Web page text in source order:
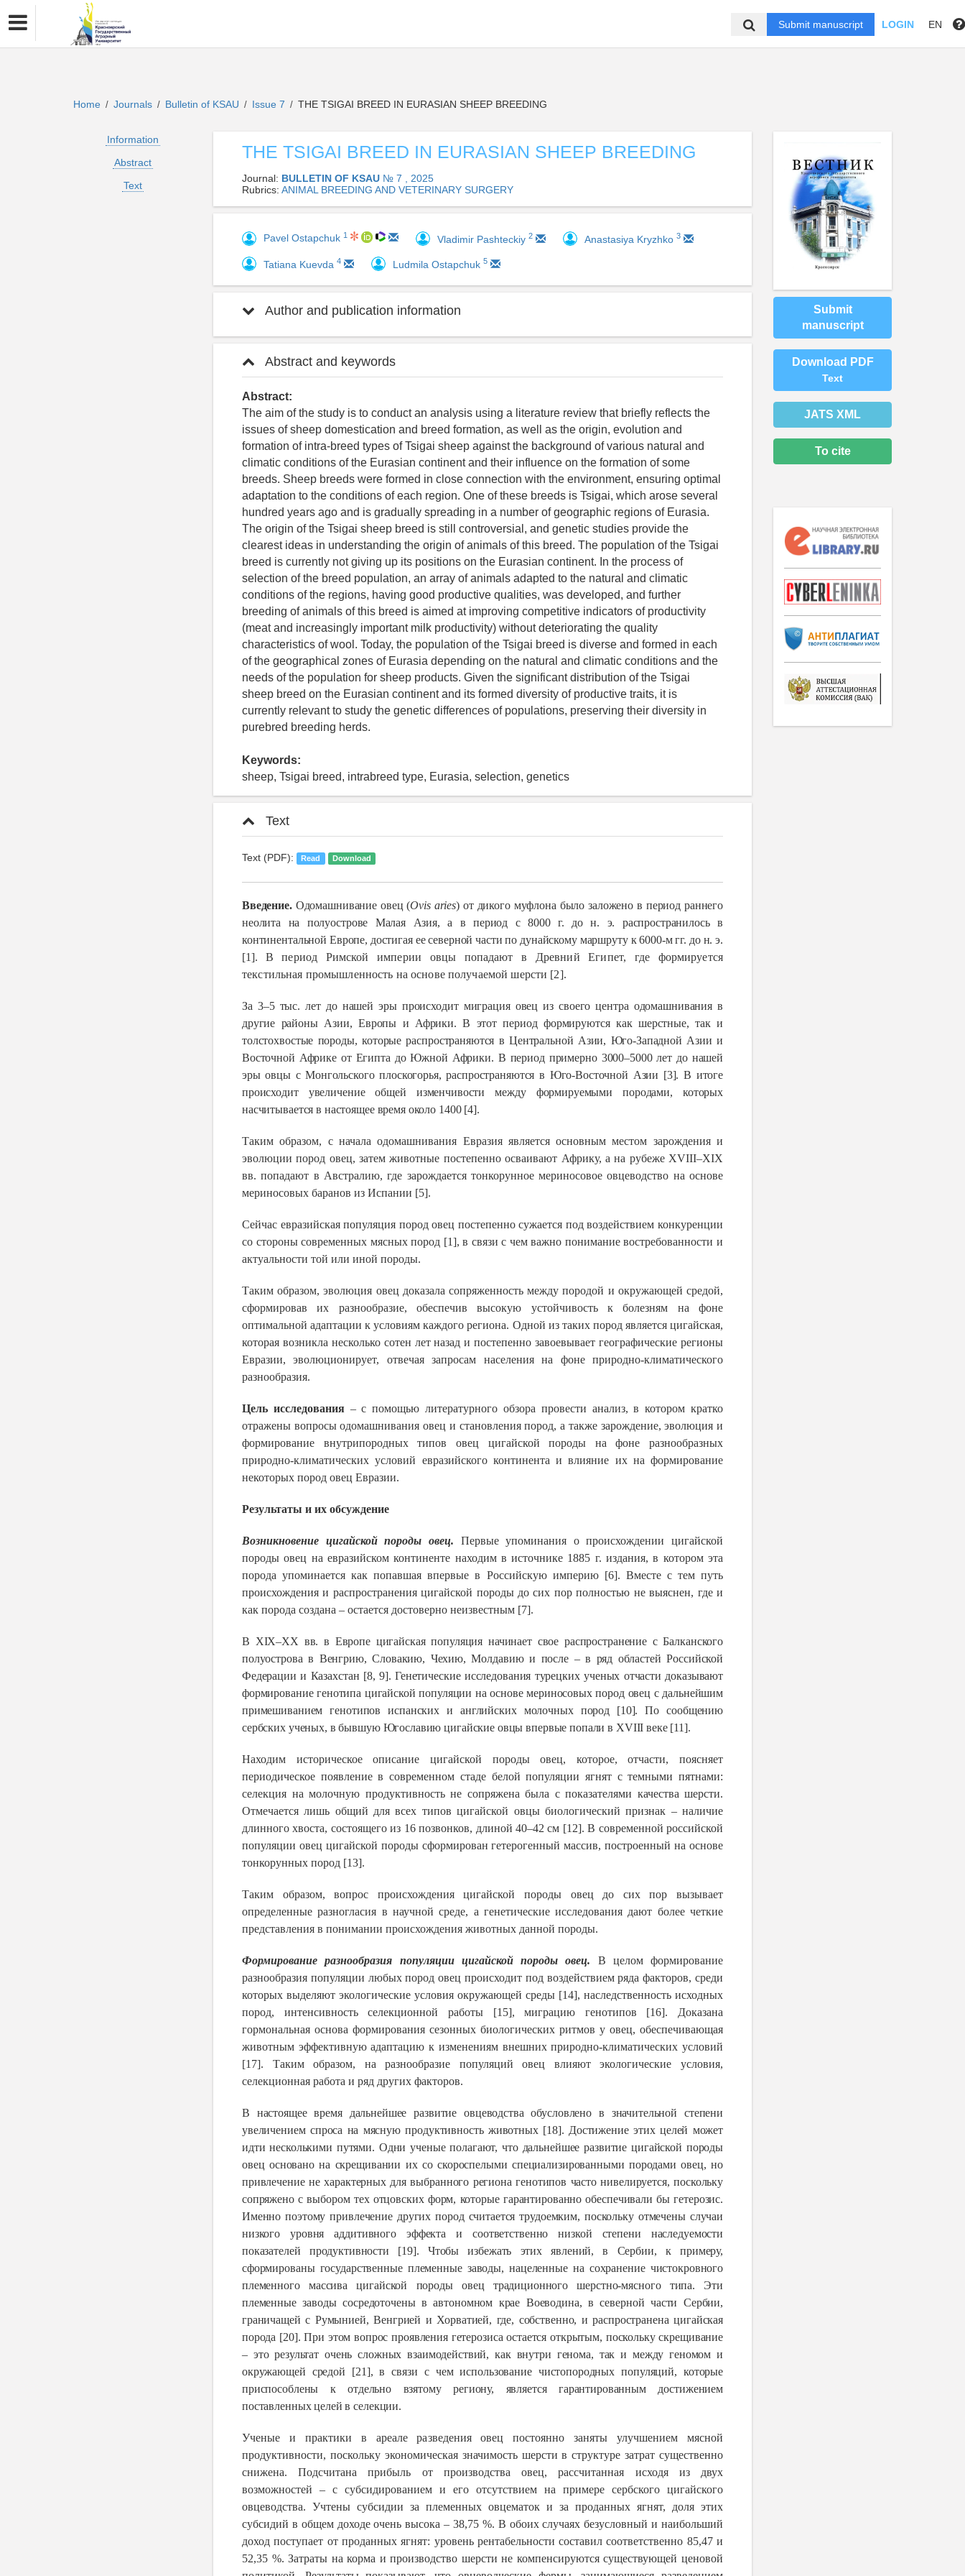
Submit manuscript LOGIN EN
Home / Journals / Bulletin of KSAU / Issue 7 / THE TSIGAI BREED IN EURASIAN SHEEP BREEDING
Information
Abstract
Text
THE TSIGAI BREED IN EURASIAN SHEEP BREEDING
Journal: BULLETIN OF KSAU № 7 , 2025
Rubrics: ANIMAL BREEDING AND VETERINARY SURGERY
Pavel Ostapchuk 1 Vladimir Pashteckiy 2 Anastasiya Kryzhko 3
Tatiana Kuevda 4 Ludmila Ostapchuk 5
Author and publication information
Abstract and keywords
Abstract:
The aim of the study is to conduct an analysis using a literature review that briefly reflects the
issues of sheep domestication and breed formation, as well as the origin, evolution and
formation of intra-breed types of Tsigai sheep against the background of various natural and
climatic conditions of the Eurasian continent and their influence on the formation of some
breeds. Sheep breeds were formed in close connection with the environment, ensuring optimal
adaptation to the conditions of each region. One of these breeds is Tsigai, which arose several
hundred years ago and is gradually spreading in a number of geographic regions of Eurasia.
The origin of the Tsigai sheep breed is still controversial, and genetic studies provide the
clearest ideas in understanding the origin of animals of this breed. The population of the Tsigai
breed is currently not giving up its positions on the Eurasian continent. In the process of
selection of the breed population, an array of animals adapted to the natural and climatic
conditions of the regions, having good productive qualities, was developed, and further
breeding of animals of this breed is aimed at improving competitive indicators of productivity
(meat and increasingly important milk productivity) without deteriorating the quality
characteristics of wool. Today, the population of the Tsigai breed is diverse and formed in each
of the geographical zones of Eurasia depending on the natural and climatic conditions and the
needs of the population for sheep products. Given the significant distribution of the Tsigai
sheep breed on the Eurasian continent and its formed diversity of productive traits, it is
currently relevant to study the genetic differences of populations, preserving their diversity in
purebred breeding herds.
Keywords:
sheep, Tsigai breed, intrabreed type, Eurasia, selection, genetics
Text
Text (PDF): Read Download
Введение.Одомашнивание овец (Ovisaries) от дикого муфлона было заложено в период раннего
неолита на полуострове Малая Азия, а в период с 8000 г. до н. э. распространилось в
континентальной Европе, достигая ее северной части по дунайскому маршруту к 6000-м гг. до н. э.
[1]. В период Римской империи овцы попадают в Древний Египет, где формируется
текстильная промышленность на основе получаемой шерсти [2].
За 3–5 тыс. лет до нашей эры происходитмиграция овец из своего центра одомашнивания в
другие районы Азии, Европы и Африки. В этот период формируются как шерстные, так и
толстохвостые породы, которые распространяются в Центральной Азии, Юго-Западной Азии и
Восточной Африке от Египта до Южной Африки. В период примерно 3000–5000 лет до нашей
эры овцы с Монгольского плоскогорья, распространяются в Юго-Восточной Азии [3]. В итоге
происходит увеличение общей изменчивости между формируемыми породами, которых
насчитывается в настоящее время около 1400 [4].
Таким образом, с начала одомашнивания Евразия является основным местом зарождения и
эволюции пород овец, затем животные постепенно осваивают Африку, а на рубеже XVIII–XIX
вв. попадают в Австралию, где зарождается тонкорунное мериносовое овцеводство на основе
мериносовых баранов из Испании [5].
Сейчас евразийская популяция пород овец постепенно сужается под воздействием конкуренции
со стороны современных мясных пород [1], в связи с чем важно понимание востребованности и
актуальности той или иной породы.
Таким образом, эволюция овец доказала сопряженность между породой и окружающей средой,
сформировав их разнообразие, обеспечив высокую устойчивость к болезням на фоне
оптимальной адаптации к условиям каждого региона. Одной из таких пород является цигайская,
которая возникла несколько сотен лет назад и постепенно завоевывает географические регионы
Евразии, эволюционирует, отвечая запросам населения на фоне природно-климатического
разнообразия.
Цель исследования – с помощью литературного обзора провести анализ, в котором кратко
отражены вопросы одомашнивания овец и становления пород, а также зарождение, эволюция и
формирование внутрипородных типов овец цигайской породы на фоне разнообразных
природно-климатических условий евразийского континента и влияние их на формирование
некоторых пород овец Евразии.
Результаты и их обсуждение
Возникновение цигайской породы овец.
Первые упоминания о происхождении цигайской
породы овец на евразийском континенте находим в источнике 1885 г. издания, в котором эта
порода упоминается как попавшая впервые в Российскую империю [6]. Вместе с тем путь
происхождения и распространения цигайской породы до сих пор полностью не выяснен, где и
как порода создана – остается достоверно неизвестным [7].
В XIX–XX вв. в Европе цигайская популяция начинает свое распространение с Балканского
полуострова в Венгрию, Словакию, Чехию, Молдавию и после – в ряд областей Российской
Федерации и Казахстан [8, 9]. Генетические исследования турецких ученых отчасти доказывают
формирование генотипа цигайской популяции на основе мериносовых пород овец с дальнейшим
примешиванием генотипов испанских и английских молочных пород [10]. По сообщению
сербских ученых, в бывшую Югославию цигайские овцы впервые попали в XVIII веке [11].
Находим историческое описание цигайской породы овец, которое, отчасти, поясняет
периодическое появление в современном стаде белой популяции ягнят с темными пятнами:
селекция на молочную продуктивность не сопряжена была с показателями качества шерсти.
Отмечается лишь общий для всех типов цигайской овцы биологический признак – наличие
длинного хвоста, состоящего из 16 позвонков, длиной 40–42 см [12]. В современной российской
популяции овец цигайской породы сформирован гетерогенный массив, построенный на основе
тонкорунных пород [13].
Таким образом, вопрос происхождения цигайской породы овец до сих пор вызывает
определенные разногласия в научной среде, а генетические исследования дают более четкие
представления в понимании происхождения животных данной породы.
Формирование разнообразия популяции цигайской породы овец. В целом формирование
разнообразия популяции любых пород овец происходит под воздействием ряда факторов, среди
которых выделяют экологические условия окружающей среды [14], наследственность исходных
пород, интенсивность селекционной работы [15], миграцию генотипов [16]. Доказана
гормональная основа формирования сезонных биологических ритмов у овец, обеспечивающая
животным эффективную адаптацию к изменениям внешних природно-климатических условий
[17]. Таким образом, на разнообразие популяций овец влияют экологические условия,
селекционная работа и ряд других факторов.
В настоящее время дальнейшее развитие овцеводства обусловлено в значительной степени
увеличением спроса на мясную продуктивность животных [18]. Достижение этих целей может
идти несколькими путями. Одни ученые полагают, что дальнейшее развитие цигайской породы
овец основано на скрещивании их со скороспелыми специализированными породами овец, но
привлечение не характерных для выбранного региона генотипов часто нивелируется, поскольку
сопряжено с выбором тех отцовских форм, которые гарантированно обеспечивали бы гетерозис.
Именно поэтому привлечение других пород считается трудоемким, поскольку отмечены случаи
низкого уровня аддитивного эффекта и соответственно низкой степени наследуемости
показателей продуктивности [19]. Чтобы избежать этих явлений, в Сербии, к примеру,
сформированы государственные племенные заводы, нацеленные на сохранение чистокровного
племенного массива цигайской породы овец традиционного шерстно-мясного типа. Эти
племенные заводы сосредоточены в автономном крае Воеводина, в северной части Сербии,
граничащей с Румынией, Венгрией и Хорватией, где, собственно, и распространена цигайская
порода [20]. При этом вопрос проявления гетерозиса остается открытым, поскольку скрещивание
– это результат очень сложных взаимодействий, как внутри генома, так и между геномом и
окружающей средой [21], в связи с чем использование чистопородных популяций, которые
приспособлены к отдельно взятому региону, является гарантированным достижением
поставленных целей в селекции.
Ученые и практики в ареале разведения овец постоянно заняты улучшением мясной
продуктивности, поскольку экономическая значимость шерсти в структуре затрат существенно
снижена. Подсчитана прибыль от производства овец, рассчитанная исходя из двух
возможностей – с субсидированием и его отсутствием на примере сербского цигайского
овцеводства. Учтены субсидии за племенных овцематок и за проданных ягнят, доля этих
субсидий в общем доходе очень высока – 38,75 %. В обоих случаях безусловный и наибольший
доход поступает от проданных ягнят: уровень рентабельности составил соответственно 85,47 и
52,35 %. Затраты на корма и производство шерсти не компенсируются существующей ценовой
Submit
manuscript
Download PDF
Text
JATS XML
To cite